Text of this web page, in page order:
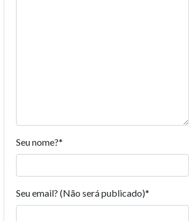
Seu nome?*
Seu email? (Não será publicado)*